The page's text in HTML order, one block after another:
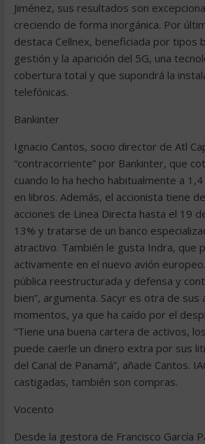
Jiménez, sus resultados son
creciendo de forma inorgánica. Por
destaca Cellnex, beneficiada por tipos
gestión y la aparición del 5G, una
cobertura total y que supondrá la
telefónicas.
Bankinter
Ignacio Cantos, socio director de Atl
“contracorriente” por Bankinter, que
cuando lo ha hecho habitualmente a
en libros. Además, el accionista tiene
acciones de Linea Directa hasta el 19
13% y tratarse de un banco
atractivo. También le gusta Indra, que
activamente en el nuevo avión
pública reestructurada y defensa y
bien”, argumenta. Sacyr es otra de
momentos, ya que ha caído por el
“Tiene una buena cartera de activos,
puede caerle un dinero extra por sus
del Canal de Panamá”, añade Cantos.
castigadas, también son compras.
Vocento
Desde la gestora de Francisco García